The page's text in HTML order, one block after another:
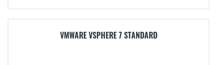
VMWARE VSPHERE 7 STANDARD